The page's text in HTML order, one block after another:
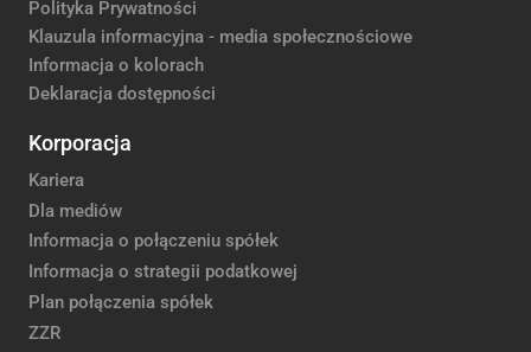
Polityka Prywatności
Klauzula informacyjna - media społecznościowe
Informacja o kolorach
Deklaracja dostępności
Korporacja
Kariera
Dla mediów
Informacja o połączeniu spółek
Informacja o strategii podatkowej
Plan połączenia spółek
ZZR